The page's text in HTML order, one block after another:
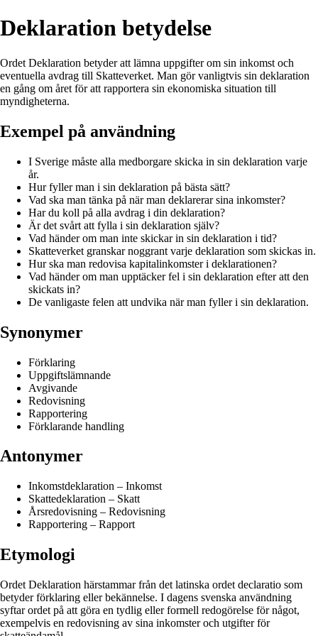
Deklaration betydelse
Ordet Deklaration betyder att lämna uppgifter om sin inkomst och
eventuella avdrag till Skatteverket. Man gör vanligtvis sin deklaration
en gång om året för att rapportera sin ekonomiska situation till
myndigheterna.
Exempel på användning
I Sverige måste alla medborgare skicka in sin deklaration varje
år.
Hur fyller man i sin deklaration på bästa sätt?
Vad ska man tänka på när man deklarerar sina inkomster?
Har du koll på alla avdrag i din deklaration?
Är det svårt att fylla i sin deklaration själv?
Vad händer om man inte skickar in sin deklaration i tid?
Skatteverket granskar noggrant varje deklaration som skickas in.
Hur ska man redovisa kapitalinkomster i deklarationen?
Vad händer om man upptäcker fel i sin deklaration efter att den
skickats in?
De vanligaste felen att undvika när man fyller i sin deklaration.
Synonymer
Förklaring
Uppgiftslämnande
Avgivande
Redovisning
Rapportering
Förklarande handling
Antonymer
Inkomstdeklaration – Inkomst
Skattedeklaration – Skatt
Årsredovisning – Redovisning
Rapportering – Rapport
Etymologi
Ordet Deklaration härstammar från det latinska ordet declaratio som
betyder förklaring eller bekännelse. I dagens svenska användning
syftar ordet på att göra en tydlig eller formell redogörelse för något,
exempelvis en redovisning av sina inkomster och utgifter för